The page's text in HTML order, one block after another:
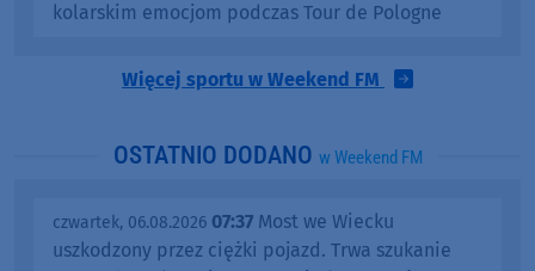
kolarskim emocjom podczas Tour de Pologne
Więcej sportu w Weekend FM
OSTATNIO DODANO w Weekend FM
czwartek, 06.08.2026 07:37 Most we Wiecku
uszkodzony przez ciężki pojazd. Trwa szukanie